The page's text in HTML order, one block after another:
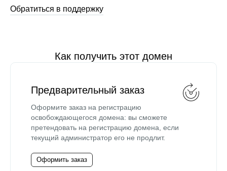
Обратиться в поддержку
Как получить этот домен
Предварительный заказ
Оформите заказ на регистрацию
освобождающегося домена: вы сможете
претендовать на регистрацию домена, если
текущий администратор его не продлит.
Оформить заказ